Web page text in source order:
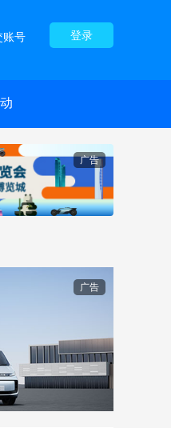
登录
账号
广告
广告